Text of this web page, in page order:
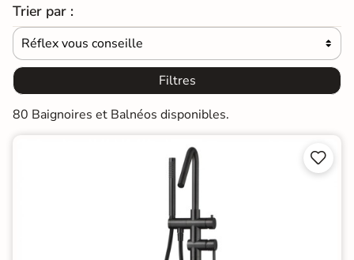
Trier par :
Réflex vous conseille 
Filtres
80 Baignoires et Balnéos disponibles.

